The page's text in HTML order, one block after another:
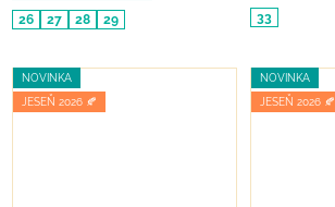
26
27 28 29
33
NOVINKA
JESEŇ 2026 🍂
NOVINKA
JESEŇ 2026 🍂